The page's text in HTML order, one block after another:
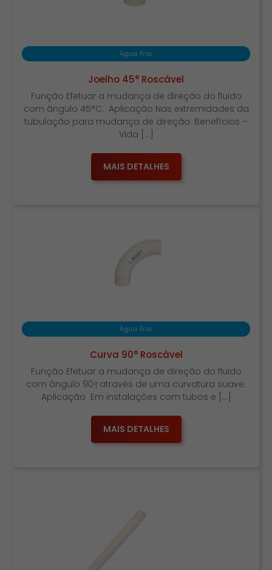
Água Fria
Joelho 45° Roscável
Função Efetuar a mudança de direção do fluido
com ângulo 45°C. Aplicação Nas extremidades da
tubulação para mudança de direção. Benefícios –
Vida […]
MAIS DETALHES
Água Fria
Curva 90° Roscável
Função Efetuar a mudança de direção do fluido
com ângulo 90 ͦ, através de uma curvatura suave.
Aplicação Em instalações com tubos e […]
MAIS DETALHES